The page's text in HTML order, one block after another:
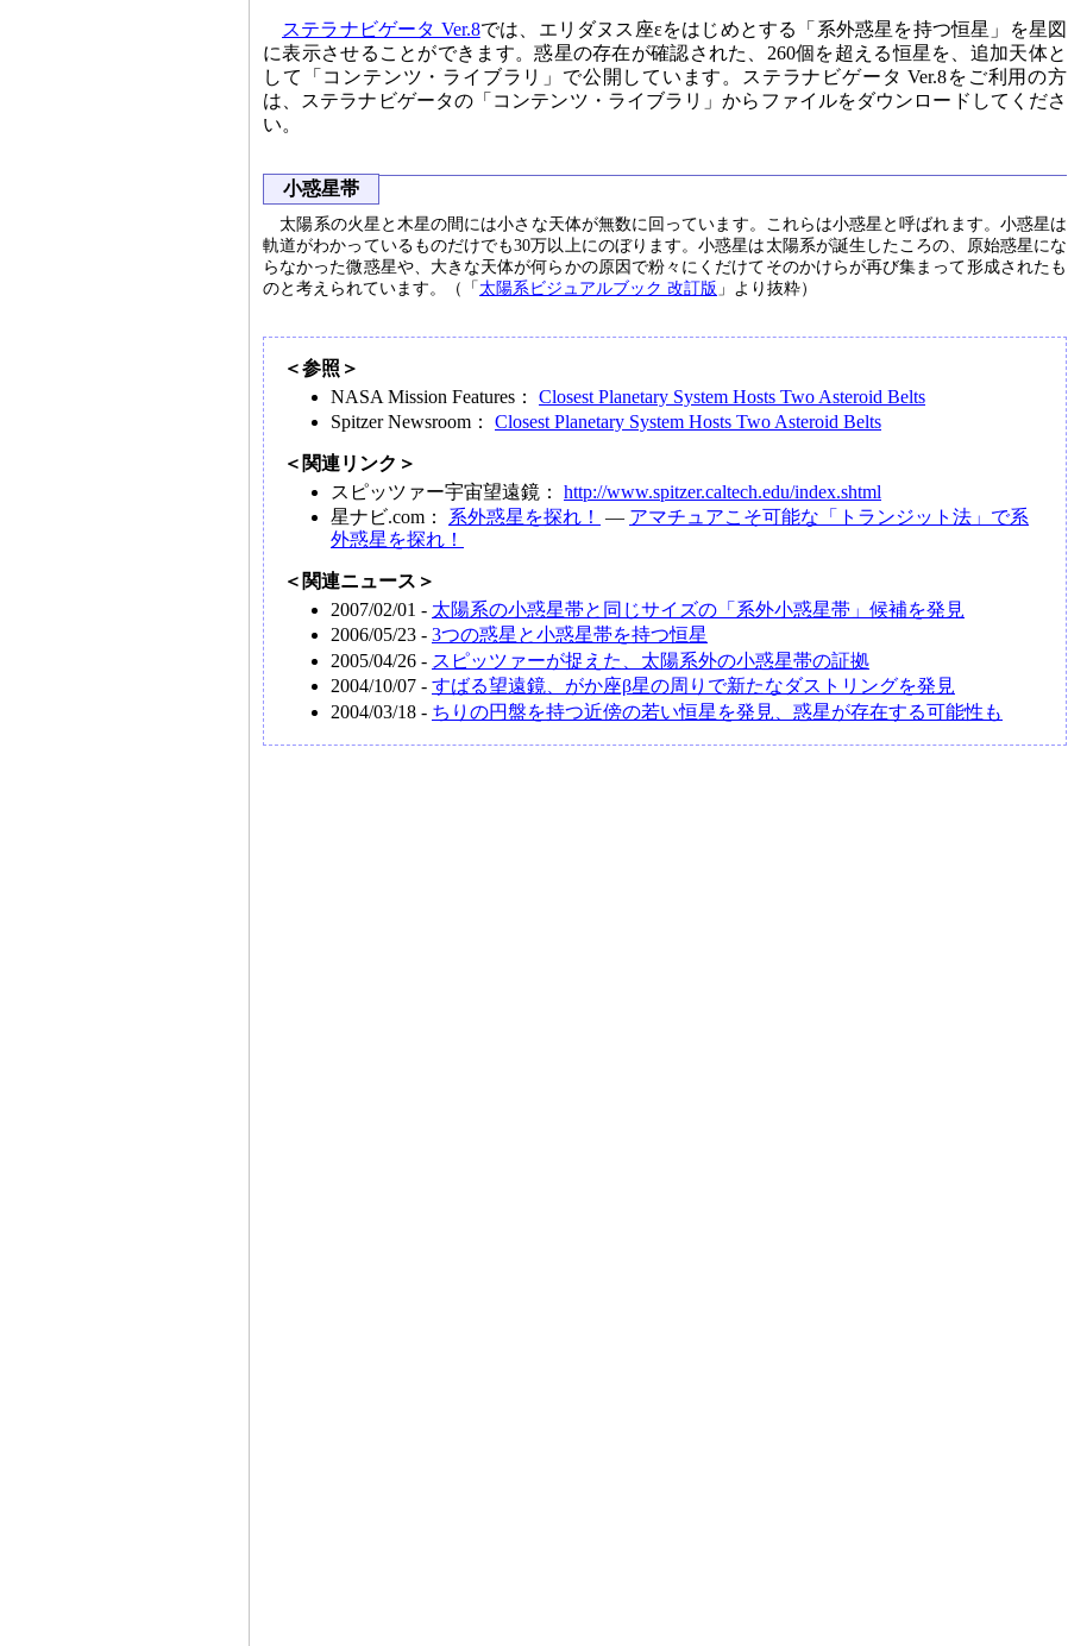
ステラナビゲータ Ver.8では、エリダヌス座εをはじめとする「系外惑星を持つ恒星」を星図
に表示させることができます。惑星の存在が確認された、260個を超える恒星を、追加天体と
して「コンテンツ・ライブラリ」で公開しています。ステラナビゲータ Ver.8をご利用の方
は、ステラナビゲータの「コンテンツ・ライブラリ」からファイルをダウンロードしてくださ
い。
小惑星帯
太陽系の火星と木星の間には小さな天体が無数に回っています。これらは小惑星と呼ばれます。小惑星は
軌道がわかっているものだけでも30万以上にのぼります。小惑星は太陽系が誕生したころの、原始惑星にな
らなかった微惑星や、大きな天体が何らかの原因で粉々にくだけてそのかけらが再び集まって形成されたも
のと考えられています。（「太陽系ビジュアルブック 改訂版 」より抜粋）
＜参照＞
NASA Mission Features： Closest Planetary System Hosts Two Asteroid Belts
Spitzer Newsroom： Closest Planetary System Hosts Two Asteroid Belts
＜関連リンク＞
スピッツァー宇宙望遠鏡： http://www.spitzer.caltech.edu/index.shtml
星ナビ.com： 系外惑星を探れ！ ― アマチュアこそ可能な「トランジット法」で系
外惑星を探れ！
＜関連ニュース＞
2007/02/01 - 太陽系の小惑星帯と同じサイズの「系外小惑星帯」候補を発見
2006/05/23 - 3つの惑星と小惑星帯を持つ恒星
2005/04/26 - スピッツァーが捉えた、太陽系外の小惑星帯の証拠
2004/10/07 - すばる望遠鏡、がか座β星の周りで新たなダストリングを発見
2004/03/18 - ちりの円盤を持つ近傍の若い恒星を発見、惑星が存在する可能性も